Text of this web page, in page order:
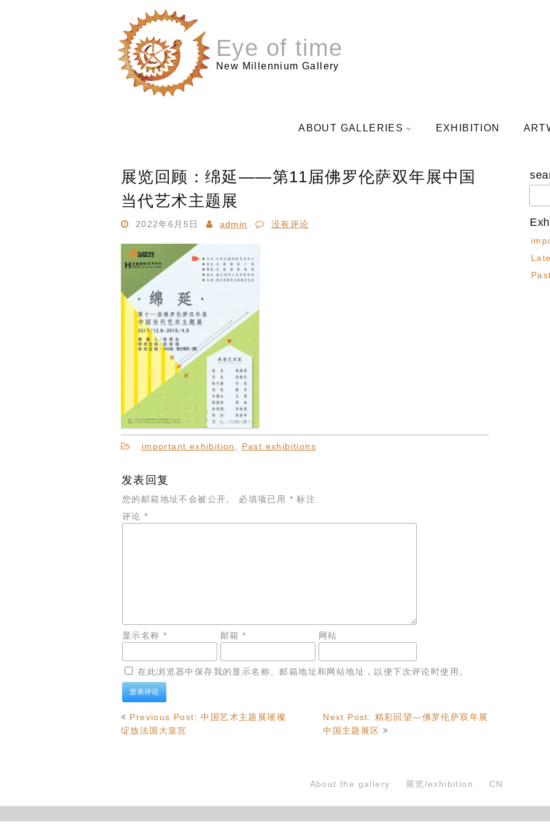
Eye of time
New Millennium Gallery
ABOUT GALLERIES EXHIBITION
展览回顾：绵延——第11届佛罗伦萨双年展中国
当代艺术主题展
2022年6月5日 admin 没有评论
important exhibition , Past exhibitions
发表回复
您的邮箱地址不会被公开。 必填项已用 * 标注
评论*
显示名称 * 邮箱* 网站
在此浏览器中保存我的显示名称、邮箱地址和网站地址，以便下次评论时使用。
文
章
导
Previous Post: 中国艺术主题展璀璨
绽放法国大皇宫
Next Post: 精彩回望—佛罗伦萨双年展
中国主题展区
索：
About the gallery 展览/exhibition CN